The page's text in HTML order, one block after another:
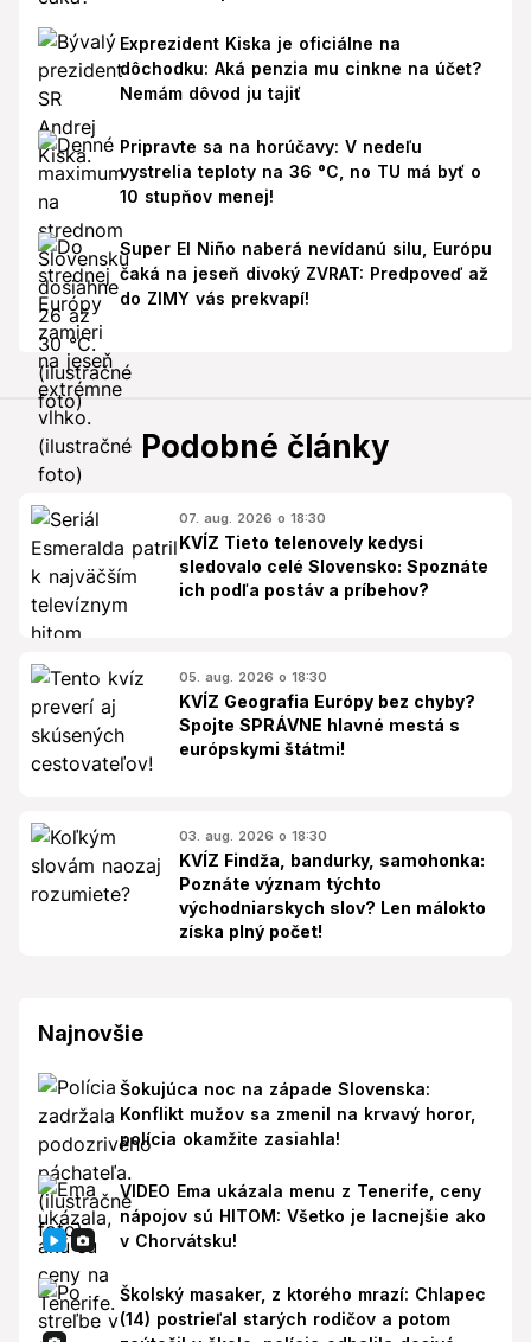
Exprezident Kiska je oficiálne na
dôchodku: Aká penzia mu cinkne na účet?
Nemám dôvod ju tajiť
Pripravte sa na horúčavy: V nedeľu
vystrelia teploty na 36 °C, no TU má byť o
10 stupňov menej!
Super El Niño naberá nevídanú silu, Európu
čaká na jeseň divoký ZVRAT: Predpoveď až
do ZIMY vás prekvapí!
Podobné články
07. aug. 2026 o 18:30
KVÍZ Tieto telenovely kedysi
sledovalo celé Slovensko: Spoznáte
ich podľa postáv a príbehov?
05. aug. 2026 o 18:30
KVÍZ Geografia Európy bez chyby?
Spojte SPRÁVNE hlavné mestá s
európskymi štátmi!
03. aug. 2026 o 18:30
KVÍZ Findža, bandurky, samohonka:
Poznáte význam týchto
východniarskych slov? Len málokto
získa plný počet!
Najnovšie
Šokujúca noc na západe Slovenska:
Konflikt mužov sa zmenil na krvavý horor,
polícia okamžite zasiahla!
VIDEO Ema ukázala menu z Tenerife, ceny
nápojov sú HITOM: Všetko je lacnejšie ako
v Chorvátsku!
Školský masaker, z ktorého mrazí: Chlapec
(14) postrieľal starých rodičov a potom